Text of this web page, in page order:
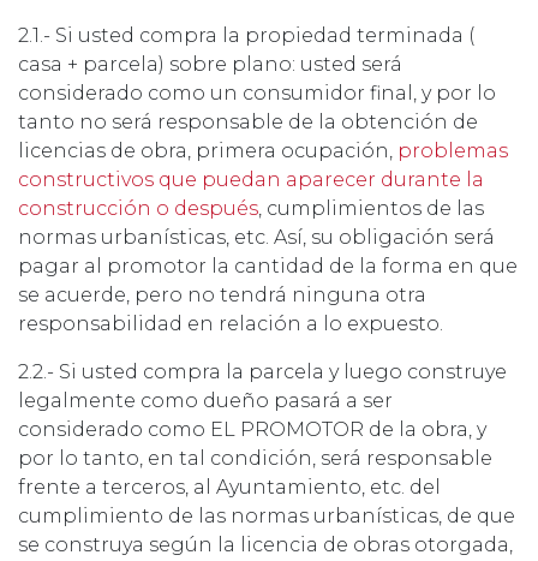
2.1.- Si usted compra la propiedad terminada (
casa + parcela) sobre plano: usted será
considerado como un consumidor final, y por lo
tanto no será responsable de la obtención de
licencias de obra, primera ocupación, problemas
constructivos que puedan aparecer durante la
construcción o después, cumplimientos de las
normas urbanísticas, etc. Así, su obligación será
pagar al promotor la cantidad de la forma en que
se acuerde, pero no tendrá ninguna otra
responsabilidad en relación a lo expuesto.
2.2.- Si usted compra la parcela y luego construye
legalmente como dueño pasará a ser
considerado como EL PROMOTOR de la obra, y
por lo tanto, en tal condición, será responsable
frente a terceros, al Ayuntamiento, etc. del
cumplimiento de las normas urbanísticas, de que
se construya según la licencia de obras otorgada,